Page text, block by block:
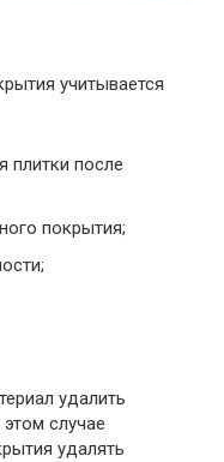
учитывается
плитки после
покрытия;
удалить
случае
удалять